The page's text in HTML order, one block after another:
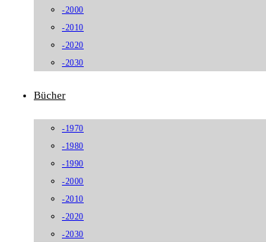
-2000
-2010
-2020
-2030
Bücher
-1970
-1980
-1990
-2000
-2010
-2020
-2030